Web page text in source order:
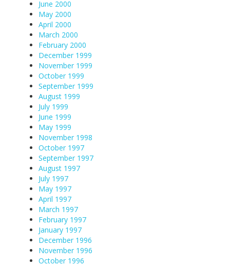
June 2000
May 2000
April 2000
March 2000
February 2000
December 1999
November 1999
October 1999
September 1999
August 1999
July 1999
June 1999
May 1999
November 1998
October 1997
September 1997
August 1997
July 1997
May 1997
April 1997
March 1997
February 1997
January 1997
December 1996
November 1996
October 1996